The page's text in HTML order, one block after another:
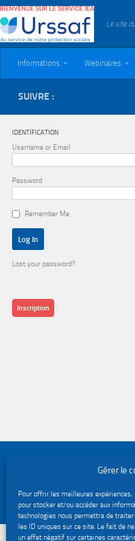
Gérer le
Pour offrir les meilleures
pour stocker et/ou accéder aux
technologies nous permettra de
les ID uniques sur ce site. Le fait de
un effet négatif sur certaines
Skip to content
Le site
Informations Webinaires
SUIVRE :
IDENTIFICATION
Username or Email
Password
Remember Me
Lost your password?
Inscription
Fièrement propulsé par - Conçu par